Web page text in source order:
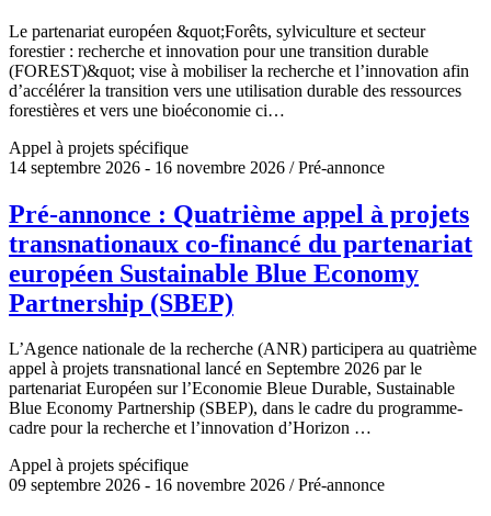
Le partenariat européen &quot;Forêts, sylviculture et secteur
forestier : recherche et innovation pour une transition durable
(FOREST)&quot; vise à mobiliser la recherche et l’innovation afin
d’accélérer la transition vers une utilisation durable des ressources
forestières et vers une bioéconomie ci…
Appel à projets spécifique
14 septembre 2026 - 16 novembre 2026 / Pré-annonce
Pré-annonce : Quatrième appel à projets
transnationaux co-financé du partenariat
européen Sustainable Blue Economy
Partnership (SBEP)
L’Agence nationale de la recherche (ANR) participera au quatrième
appel à projets transnational lancé en Septembre 2026 par le
partenariat Européen sur l’Economie Bleue Durable, Sustainable
Blue Economy Partnership (SBEP), dans le cadre du programme-
cadre pour la recherche et l’innovation d’Horizon …
Appel à projets spécifique
09 septembre 2026 - 16 novembre 2026 / Pré-annonce